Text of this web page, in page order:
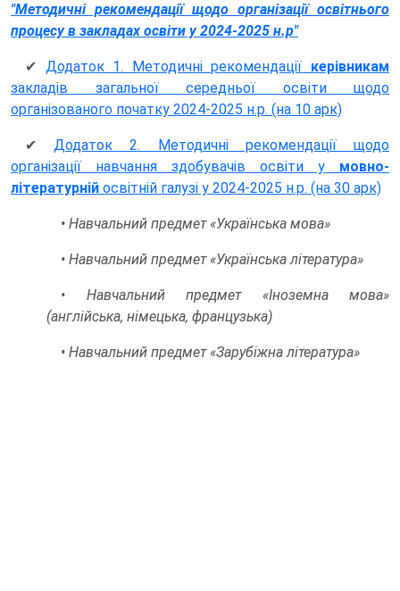
"Методичні рекомендації щодо організації освітнього
процесу в закладах освіти у 2024-2025 н.р"
✔ Додаток 1. Методичні рекомендації керівникам
закладів загальної середньої освіти щодо
організованого початку 2024-2025 н.р. (на 10 арк)
✔Додаток 2. Методичні рекомендації щодо
організації навчання здобувачів освіти у мовно-
літературній освітній галузі у 2024-2025 н.р. (на 30 арк)
• Навчальний предмет «Українська мова»
• Навчальний предмет «Українська література»
• Навчальний предмет «Іноземна мова»
(англійська, німецька, французька)
• Навчальний предмет «Зарубіжна література»